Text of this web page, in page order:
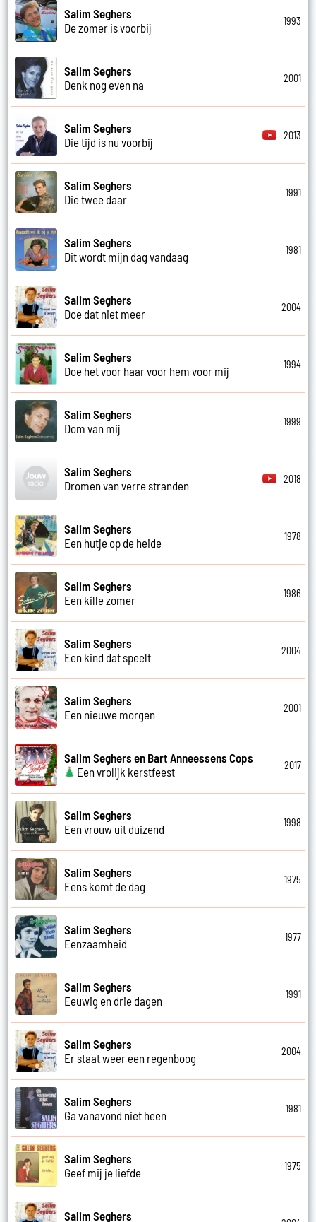
Salim Seghers
De zomer is voorbij
1993
Salim Seghers
Denk nog even na
2001
Salim Seghers
Die tijd is nu voorbij
2013
Salim Seghers
Die twee daar
1991
Salim Seghers
Dit wordt mijn dag vandaag
1981
Salim Seghers
Doe dat niet meer
2004
Salim Seghers
Doe het voor haar voor hem voor mij
1994
Salim Seghers
Dom van mij
1999
Salim Seghers
Dromen van verre stranden
2018
Salim Seghers
Een hutje op de heide
1978
Salim Seghers
Een kille zomer
1986
Salim Seghers
Een kind dat speelt
2004
Salim Seghers
Een nieuwe morgen
2001
Salim Seghers en Bart Anneessens Cops
Een vrolijk kerstfeest
2017
Salim Seghers
Een vrouw uit duizend
1998
Salim Seghers
Eens komt de dag
1975
Salim Seghers
Eenzaamheid
1977
Salim Seghers
Eeuwig en drie dagen
1991
Salim Seghers
Er staat weer een regenboog
2004
Salim Seghers
Ga vanavond niet heen
1981
Salim Seghers
Geef mij je liefde
1975
Salim Seghers